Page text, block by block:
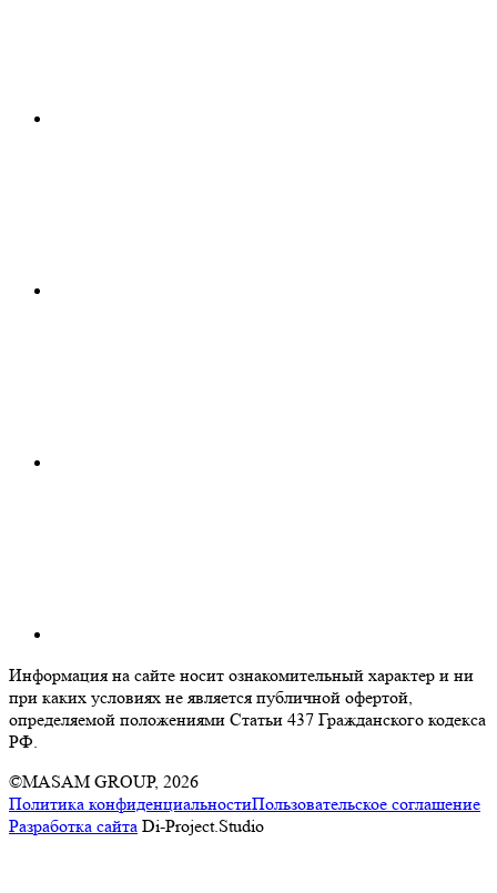
Информация на сайте носит ознакомительный характер и ни
при каких условиях не является публичной офертой,
определяемой положениями Статьи 437 Гражданского кодекса
РФ.
©MASAM GROUP, 2026
Политика конфиденциальностиПользовательское соглашение
Разработка сайта Di-Project.Studio